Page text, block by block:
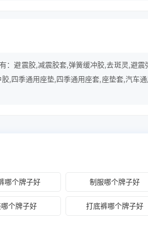
：避震胶,减震胶套,弹簧缓冲胶,去斑灵,避震
,四季通用座垫,四季通用座套,座垫套,汽车通
哪个牌子好 制服哪个牌子好
个牌子好 打底裤哪个牌子好